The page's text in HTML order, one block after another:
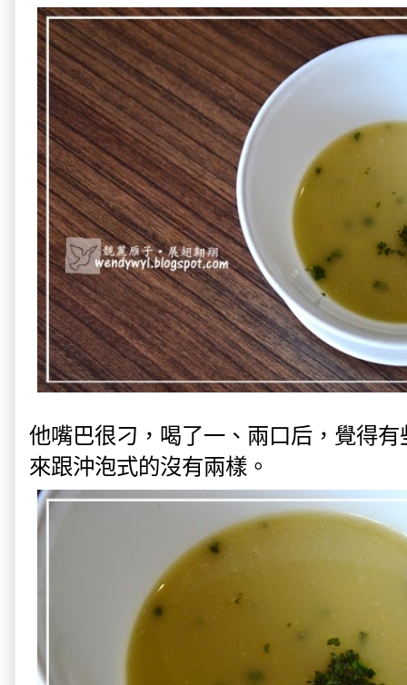
他嘴巴很刁，喝了一、兩口后，覺得
來跟沖泡式的沒有兩樣。